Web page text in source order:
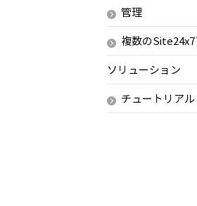
管理
複数の
ソリューション
チュートリアル